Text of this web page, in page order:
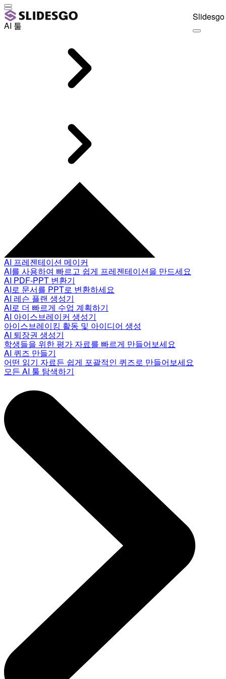
AI 툴
AI 프레젠테이션 메이커
AI를 사용하여 빠르고 쉽게 프레젠테이션을 만드세요
AI PDF-PPT 변환기
AI로 문서를 PPT로 변환하세요
AI 레슨 플랜 생성기
AI로 더 빠르게 수업 계획하기
AI 아이스브레이커 생성기
아이스브레이킹 활동 및 아이디어 생성
AI 퇴장권 생성기
학생들을 위한 평가 자료를 빠르게 만들어보세요
AI 퀴즈 만들기
어떤 읽기 자료든 쉽게 포괄적인 퀴즈로 만들어보세요
모든 AI 툴 탐색하기